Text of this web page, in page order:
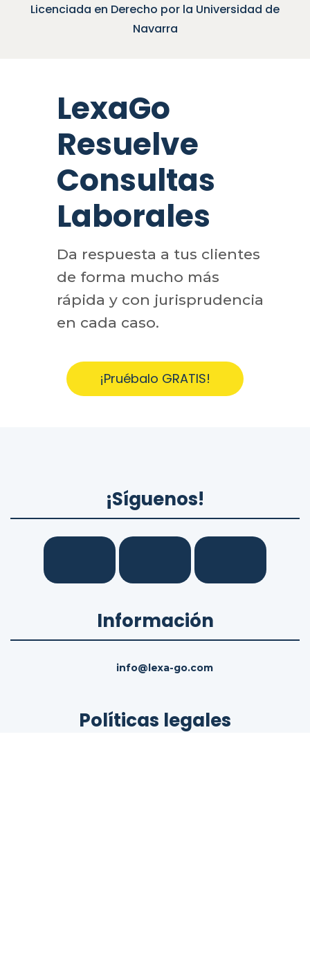
Licenciada en Derecho por la Universidad de
Navarra
LexaGo
Resuelve
Consultas
Laborales
Da respuesta a tus clientes
de forma mucho más
rápida y con jurisprudencia
en cada caso.
¡Pruébalo GRATIS!
¡Síguenos!
Información
info@lexa-go.com
Políticas legales